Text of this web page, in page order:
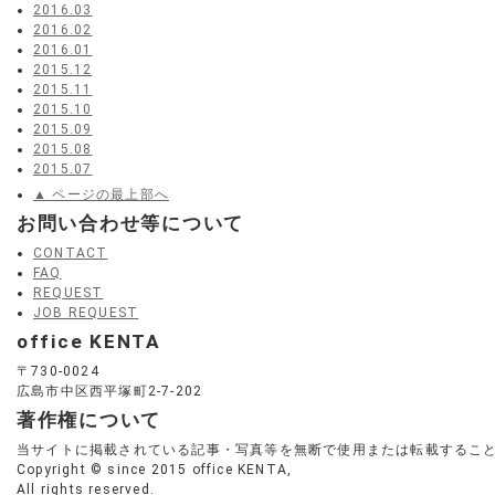
2016.03
2016.02
2016.01
2015.12
2015.11
2015.10
2015.09
2015.08
2015.07
▲ ページの最上部へ
お問い合わせ等について
CONTACT
FAQ
REQUEST
JOB REQUEST
office KENTA
〒730-0024
広島市中区西平塚町2-7-202
著作権について
当サイトに掲載されている記事・写真等を無断で使用または転載するこ
Copyright © since 2015 office KENTA,
All rights reserved.